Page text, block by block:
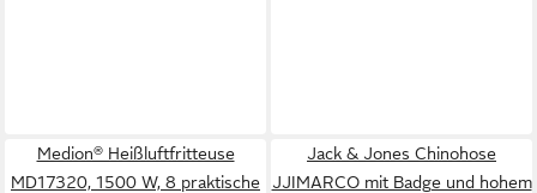
Medion® Heißluftfritteuse
MD17320, 1500 W, 8 praktische
Jack & Jones Chinohose
JJIMARCO mit Badge und hohem